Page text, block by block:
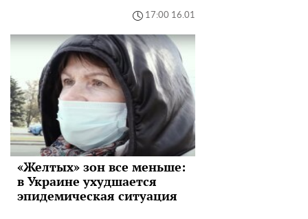
17:00 16.01
«Желтых» зон все меньше:
в Украине ухудшается
эпидемическая ситуация